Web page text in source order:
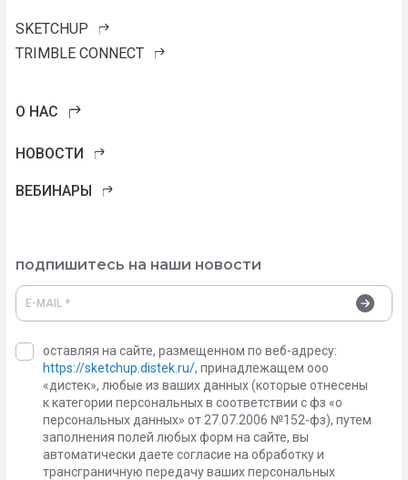
SKETCHUP
TRIMBLE CONNECT
О НАС
НОВОСТИ
ВЕБИНАРЫ
подпишитесь на наши новости
оставляя на сайте, размещенном по веб-адресу:
https://sketchup.distek.ru/, принадлежащем ооо
«дистек», любые из ваших данных (которые отнесены
к категории персональных в соответствии с фз «о
персональных данных» от 27.07.2006 №152-фз), путем
заполнения полей любых форм на сайте, вы
автоматически даете согласие на обработку и
трансграничную передачу ваших персональных